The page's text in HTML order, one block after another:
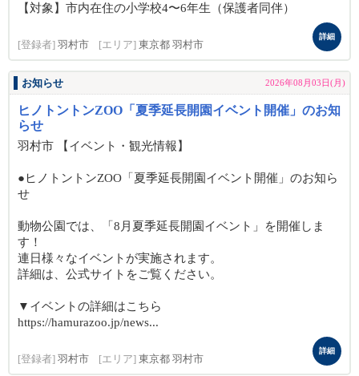
【対象】市内在住の小学校4〜6年生（保護者同伴）
[登録者] 羽村市 [エリア] 東京都 羽村市
詳細
お知らせ 2026年08月03日(月)
ヒノトントンZOO「夏季延長開園イベント開催」のお知
らせ
羽村市 【イベント・観光情報】
●ヒノトントンZOO「夏季延長開園イベント開催」のお知ら
せ
動物公園では、「8月夏季延長開園イベント」を開催しま
す！
連日様々なイベントが実施されます。
詳細は、公式サイトをご覧ください。
▼イベントの詳細はこちら
https://hamurazoo.jp/news...
[登録者] 羽村市 [エリア] 東京都 羽村市
詳細